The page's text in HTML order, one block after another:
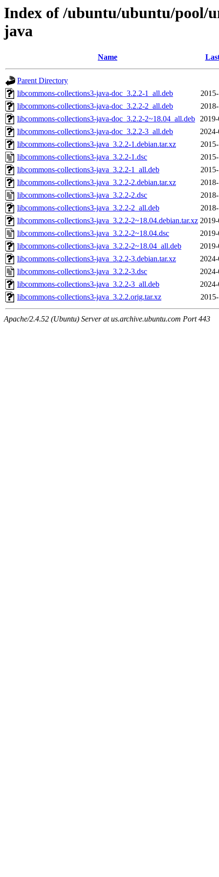
Index of /ubuntu/ubuntu/pool/
java
Name
Parent Directory
libcommons-collections3-java-doc_3.2.2-1_all.deb
libcommons-collections3-java-doc_3.2.2-2_all.deb
libcommons-collections3-java-doc_3.2.2-2~18.04_all.deb
libcommons-collections3-java-doc_3.2.2-3_all.deb
libcommons-collections3-java_3.2.2-1.debian.tar.xz
libcommons-collections3-java_3.2.2-1.dsc
libcommons-collections3-java_3.2.2-1_all.deb
libcommons-collections3-java_3.2.2-2.debian.tar.xz
libcommons-collections3-java_3.2.2-2.dsc
libcommons-collections3-java_3.2.2-2_all.deb
libcommons-collections3-java_3.2.2-2~18.04.debian.tar.xz
libcommons-collections3-java_3.2.2-2~18.04.dsc
libcommons-collections3-java_3.2.2-2~18.04_all.deb
libcommons-collections3-java_3.2.2-3.debian.tar.xz
libcommons-collections3-java_3.2.2-3.dsc
libcommons-collections3-java_3.2.2-3_all.deb
libcommons-collections3-java_3.2.2.orig.tar.xz
Apache/2.4.52 (Ubuntu) Server at us.archive.ubuntu.com Port 443